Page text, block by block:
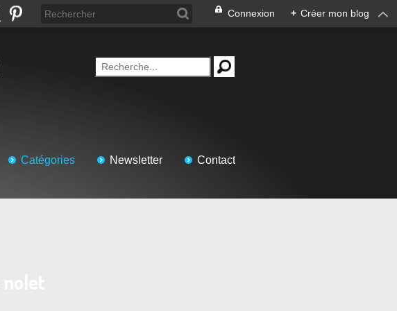
Connexion + Créer mon blog
Catégories Newsletter Contact